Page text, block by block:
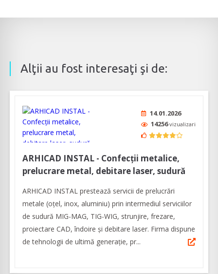
Alţii au fost interesaţi şi de:
14.01.2026
14256vizualizari
ARHICAD INSTAL - Confecții metalice,
prelucrare metal, debitare laser, sudură
ARHICAD INSTAL prestează servicii de prelucrări
metale (oțel, inox, aluminiu) prin intermediul serviciilor
de sudură MIG-MAG, TIG-WIG, strunjire, frezare,
proiectare CAD, îndoire și debitare laser. Firma dispune
de tehnologii de ultimă generație, pr...